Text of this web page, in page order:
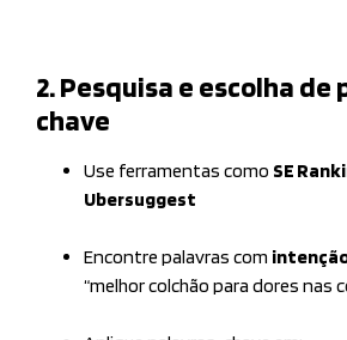
2. Pesquisa e escolha de
chave
Use ferramentas como SE
Ubersuggest
Encontre palavras com
“melhor colchão para dores nas